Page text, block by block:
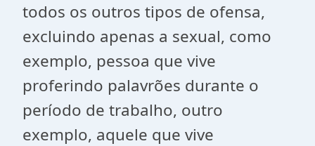
todos os outros tipos de ofensa,
excluindo apenas a sexual, como
exemplo, pessoa que vive
proferindo palavrões durante o
período de trabalho, outro
exemplo, aquele que vive